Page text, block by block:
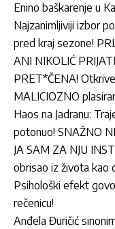
Enino baškarenje u
Najzanimljiviji izbor
pred kraj sezone!
ANI NIKOLIĆ
PRET*ČENA!
MALICIOZNO
Haos na Jadranu:
potonuo! SNAŽNO
JA SAM ZA NJU
obrisao iz života kao
Psihološki efekt
rečenicu!
Anđela Đuričić